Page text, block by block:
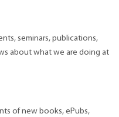
seminars, publications,
about what we are doing at
of new books, ePubs,